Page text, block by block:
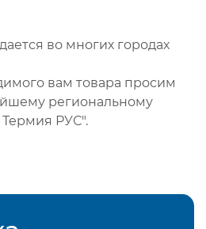
во многих городах
вам товара просим
региональному
РУС".